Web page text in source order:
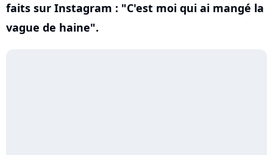
faits sur Instagram : "C'est moi qui ai mangé la
vague de haine".